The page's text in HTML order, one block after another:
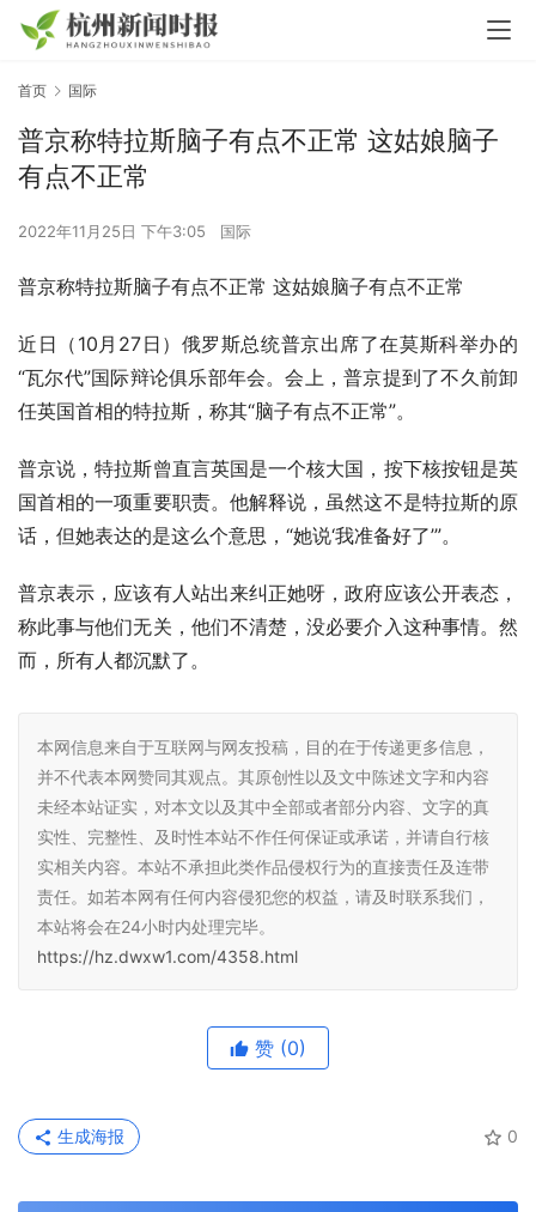
首页 国际
普京称特拉斯脑子有点不正常 这姑娘脑子
有点不正常
2022年11月25日 下午3:05 国际
普京称特拉斯脑子有点不正常 这姑娘脑子有点不正常
近日（10月27日）俄罗斯总统普京出席了在莫斯科举办的
“瓦尔代”国际辩论俱乐部年会。会上，普京提到了不久前卸
任英国首相的特拉斯，称其“脑子有点不正常”。
普京说，特拉斯曾直言英国是一个核大国，按下核按钮是英
国首相的一项重要职责。他解释说，虽然这不是特拉斯的原
话，但她表达的是这么个意思，“她说‘我准备好了’”。
普京表示，应该有人站出来纠正她呀，政府应该公开表态，
称此事与他们无关，他们不清楚，没必要介入这种事情。然
而，所有人都沉默了。
本网信息来自于互联网与网友投稿，目的在于传递更多信息，
并不代表本网赞同其观点。其原创性以及文中陈述文字和内容
未经本站证实，对本文以及其中全部或者部分内容、文字的真
实性、完整性、及时性本站不作任何保证或承诺，并请自行核
实相关内容。本站不承担此类作品侵权行为的直接责任及连带
责任。如若本网有任何内容侵犯您的权益，请及时联系我们，
本站将会在24小时内处理完毕。
https://hz.dwxw1.com/4358.html
赞 (0)
0
生成海报